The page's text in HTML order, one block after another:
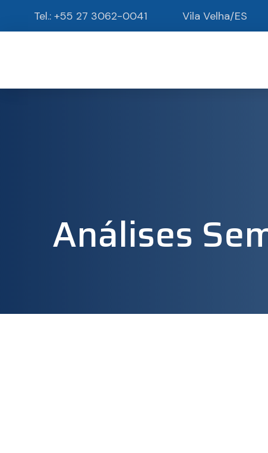
Tel.: +55 27 3062-0041 Vila Velha/ES
Análises